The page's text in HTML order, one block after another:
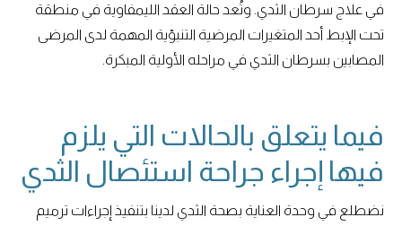
في علاج سرطان الثدي. وتُعد حالة العقد الليمفاوية في منطقة
تحت الإبط أحد المتغيرات المرضية التنبؤية المهمة لدى المرضى
المصابين بسرطان الثدي في مراحله الأولية المبكرة.
فيما يتعلق بالحالات التي يلزم
فيها إجراء جراحة استئصال الثدي
نضطلع في وحدة العناية بصحة الثدي لدينا بتنفيذ إجراءات ترميم